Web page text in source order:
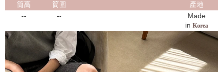
筒高
筒圍
產地
--
--
Made
in Korea